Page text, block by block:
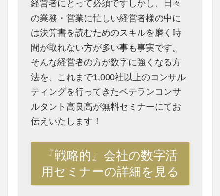
経営者にとって必須ですしかし、日々
の業務・営業に忙しい経営者様の中に
は決算書を読むためのスキルを磨く時
間が取れない方が多い事も事実です。
そんな経営者の方が数字に強くなる方
法を、これまで1,000社以上のコンサル
ティングを行ってきたベテランコンサ
ルタント高良高が無料セミナーにてお
伝えいたします！
『戦略的』会社の数字活
用セミナーの詳細を見る